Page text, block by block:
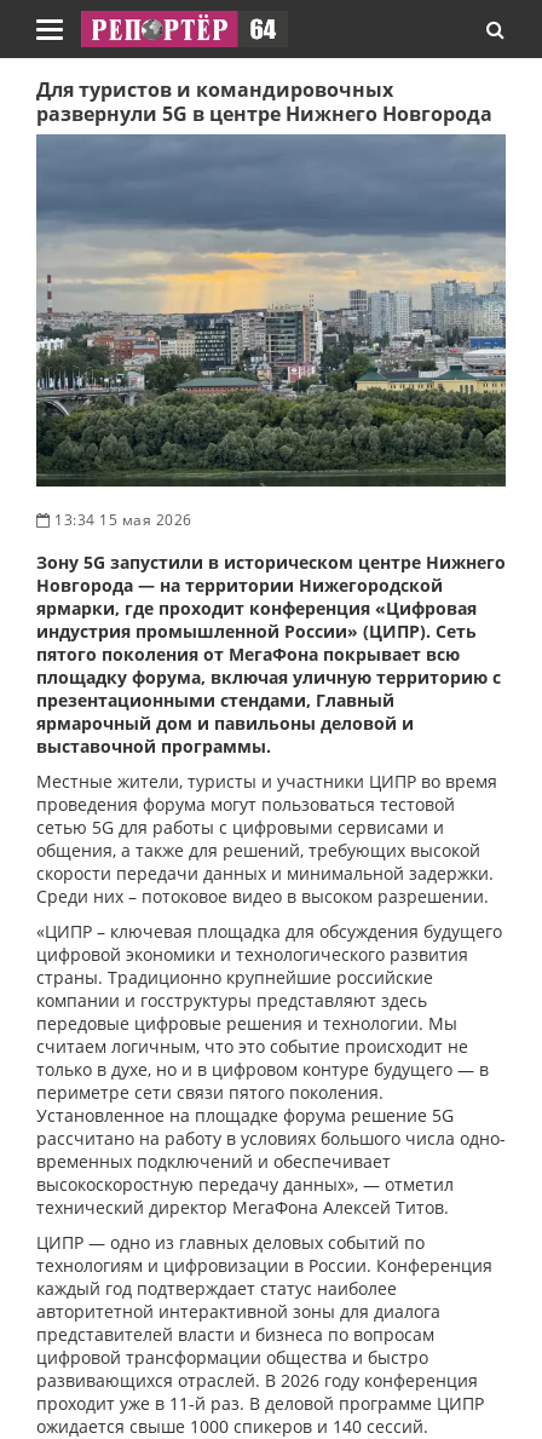
Навигация
Для туристов и командировочных
развернули 5G в центре Нижнего Новгорода
13:34 15 мая 2026
Зону 5G запустили в историческом центре Нижнего
Новгорода — на территории Нижегородской
ярмарки, где проходит конференция «Цифровая
индустрия промышленной России» (ЦИПР). Сеть
пятого поколения от МегаФона покрывает всю
площадку форума, включая уличную территорию с
презентационными стендами, Главный
ярмарочный дом и павильоны деловой и
выставочной программы.
Местные жители, туристы и участники ЦИПР во время
проведения форума могут пользоваться тестовой
сетью 5G для работы с цифровыми сервисами и
общения, а также для решений, требующих высокой
скорости передачи данных и минимальной задержки.
Среди них – потоковое видео в высоком разрешении.
«ЦИПР – ключевая площадка для обсуждения будущего
цифровой экономики и технологического развития
страны. Традиционно крупнейшие российские
компании и госструктуры представляют здесь
передовые цифровые решения и технологии. Мы
считаем логичным, что это событие происходит не
только в духе, но и в цифровом контуре будущего — в
периметре сети связи пятого поколения.
Установленное на площадке форума решение 5G
рассчитано на работу в условиях большого числа одно-
временных подключений и обеспечивает
высокоскоростную передачу данных», — отметил
технический директор МегаФона Алексей Титов.
ЦИПР — одно из главных деловых событий по
технологиям и цифровизации в России. Конференция
каждый год подтверждает статус наиболее
авторитетной интерактивной зоны для диалога
представителей власти и бизнеса по вопросам
цифровой трансформации общества и быстро
развивающихся отраслей. В 2026 году конференция
проходит уже в 11-й раз. В деловой программе ЦИПР
ожидается свыше 1000 спикеров и 140 сессий.